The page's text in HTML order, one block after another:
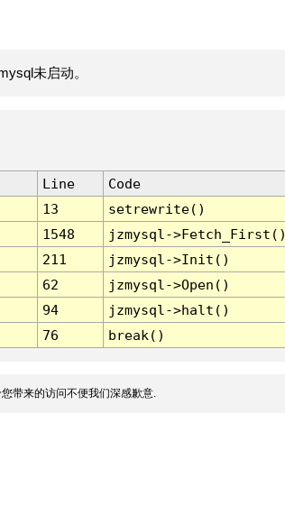
未启动。
Line
Code
13
setrewrite()
1548
jzmysql-
211
jzmysql->Init()
62
jzmysql->Open()
94
jzmysql->halt()
76 break()
带来的访问不便我们深感歉意.